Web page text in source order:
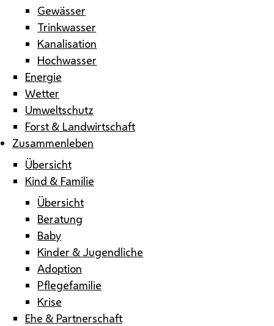
Gewässer
Trinkwasser
Kanalisation
Hochwasser
Energie
Wetter
Umweltschutz
Forst & Landwirtschaft
Zusammenleben
Übersicht
Kind & Familie
Übersicht
Beratung
Baby
Kinder & Jugendliche
Adoption
Pflegefamilie
Krise
Ehe & Partnerschaft